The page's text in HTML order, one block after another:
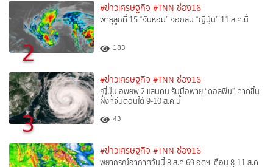
2
#ข่าวเศรษฐกิจ #TNN ช่อง16
พายุลูกที่ 15 “จันหอม” จ่อถล่ม “ญี่ปุ่น” 11 ส.ค.นี้
183
3
#ข่าวเศรษฐกิจ #TNN ช่อง16
ญี่ปุ่น อพยพ 2 แสนคน รับมือพายุ “ดอลฟิน” คาดขึ้น
ฝั่งที่จีนตอนใต้ 9-10 ส.ค.นี้
43
#ข่าวเศรษฐกิจ #TNN ช่อง16
พยากรณ์อากาศวันนี้ 8 ส.ค.69 อุตุฯ เตือน 8-11 ส.ค